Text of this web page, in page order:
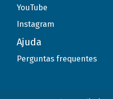
YouTube
Instagram
Ajuda
Perguntas frequentes